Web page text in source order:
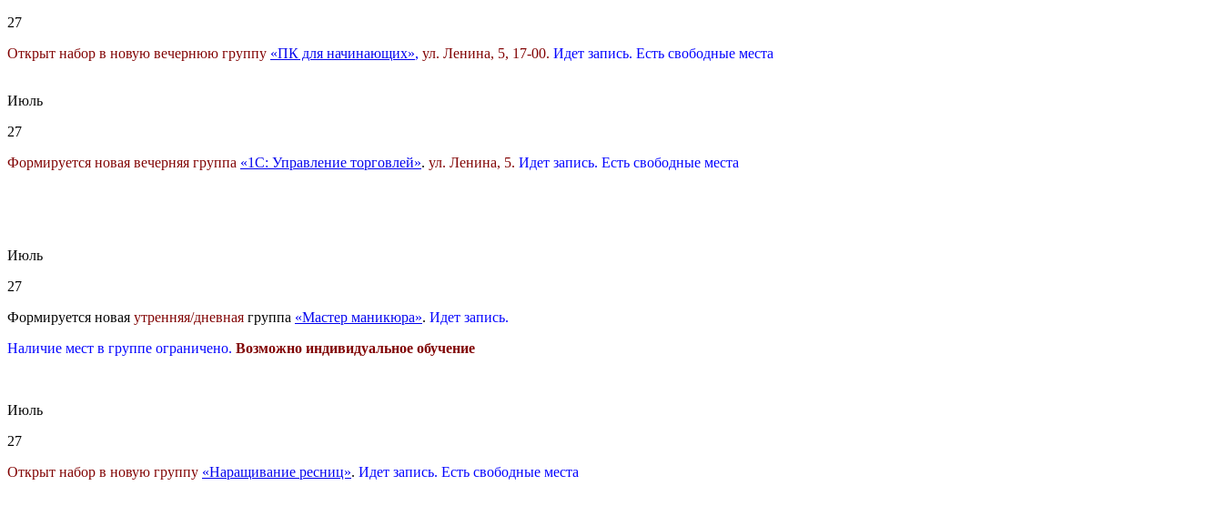
27
Открыт набор в новую вечернюю группу «ПК для начинающих», ул. Ленина, 5, 17-00. Идет запись. Есть свободные места
Июль
27
Формируется новая вечерняя группа «1С: Управление торговлей». ул. Ленина, 5. Идет запись. Есть свободные места
Июль
27
Формируется новая утренняя/дневная группа «Мастер маникюра». Идет запись.
Наличие мест в группе ограничено. Возможно индивидуальное обучение
Июль
27
Открыт набор в новую группу «Наращивание ресниц». Идет запись. Есть свободные места